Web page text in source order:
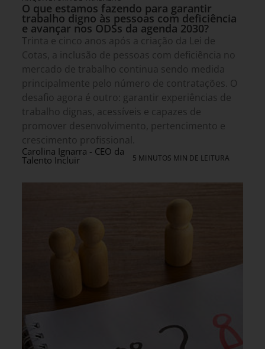
O que estamos fazendo para garantir
trabalho digno às pessoas com deficiência
e avançar nos ODSs da agenda 2030?
Trinta e cinco anos após a criação da Lei de
Cotas, a inclusão de pessoas com deficiência no
mercado de trabalho continua sendo medida
principalmente pelo número de contratações. O
desafio agora é outro: garantir experiências de
trabalho dignas, acessíveis e capazes de
promover desenvolvimento, pertencimento e
crescimento profissional.
Carolina Ignarra - CEO da
Talento Incluir 5 MINUTOS MIN DE LEITURA